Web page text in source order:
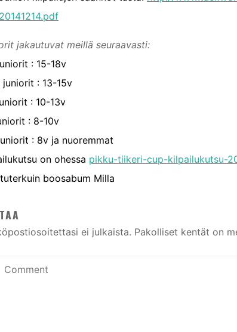
20141214.pdf
jakautuvat meillä seuraavasti:
: 15-18v
juniorit : 13-15v
: 10-13v
: 8-10v
: 8v ja nuoremmat
on ohessa pikku-tiikeri-cup-kilpailukutsu-
boosabum Milla
ei julkaista. Pakolliset kentät on